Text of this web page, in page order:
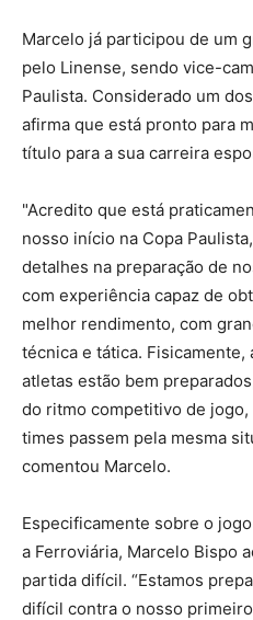
Marcelo já participou de um
pelo Linense, sendo vice-
Paulista. Considerado um
afirma que está pronto para
título para a sua carreira
"Acredito que está
nosso início na Copa
detalhes na preparação de
com experiência capaz de
melhor rendimento, com
técnica e tática.
atletas estão bem
do ritmo competitivo de
times passem pela mesma
comentou Marcelo.
Especificamente sobre o
a Ferroviária, Marcelo Bispo
partida difícil. “Estamos
difícil contra o nosso